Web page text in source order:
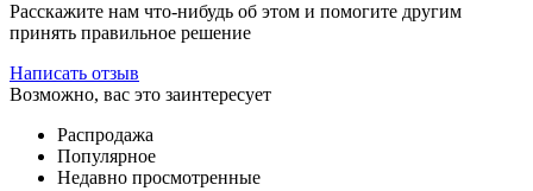
Расскажите нам что-нибудь об этом и помогите другим
принять правильное решение
Написать отзыв
Возможно, вас это заинтересует
Распродажа
Популярное
Недавно просмотренные